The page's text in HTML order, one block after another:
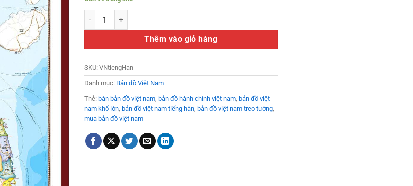
Bản đồ Việt Nam tiếng Hàn số lượng
Thêm vào giỏ hàng
SKU: VNtiengHan
Danh mục: Bản đồ Việt Nam
Thẻ: bán bản đồ việt nam, bản đồ hành chính việt nam, bản đồ việt
nam khổ lớn, bản đồ việt nam tiếng hàn, bản đồ việt nam treo tường,
mua bản đồ việt nam